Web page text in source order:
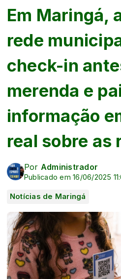
Em Maringá,
rede
check-in
merenda e
informação
real sobre as
Por Administrador
Publicado em 16/06/2025
Notícias de Maringá